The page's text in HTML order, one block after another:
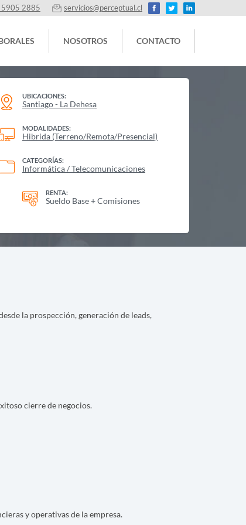
2885 servicios@perceptual.cl
NOSOTROS CONTACTO
UBICACIONES:
Santiago - La Dehesa
MODALIDADES:
Hibrida (Terreno/Remota/Presencial)
CATEGORÍAS:
Informática / Telecomunicaciones
RENTA:
Sueldo Base + Comisiones
la prospección, generación de leads,
cierre de negocios.
y operativas de la empresa.